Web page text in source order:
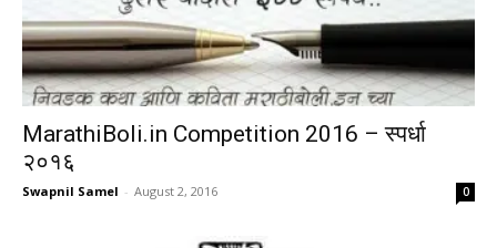
MarathiBoli.in Competition 2016 – स्पर्धा
२०१६
Swapnil Samel - August 2, 2016 0